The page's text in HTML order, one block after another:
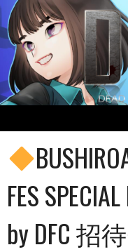
Skip
to
content
FES
by DFC 招